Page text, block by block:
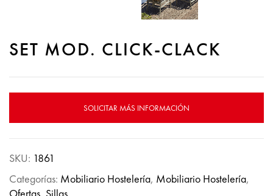
SET MOD. CLICK-CLACK
SOLICITAR MÁS INFORMACIÓN
SKU: 1861
Categorías: Mobiliario Hostelería, Mobiliario Hostelería,